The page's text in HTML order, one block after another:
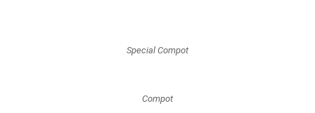
Special Compot
Compot